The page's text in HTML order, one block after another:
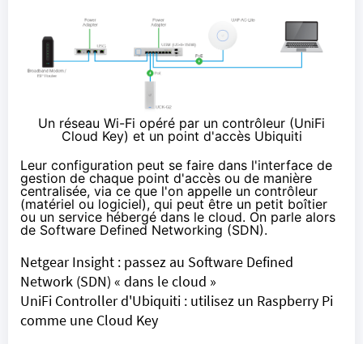
Un réseau Wi-Fi opéré par un contrôleur (UniFi
Cloud Key) et un point d'accès Ubiquiti
Leur configuration peut se faire dans l'interface de
gestion de chaque point d'accès ou de manière
centralisée, via ce que l'on appelle un contrôleur
(matériel ou logiciel), qui peut être un petit boîtier
ou un service hébergé dans le cloud. On parle alors
de Software Defined Networking (SDN).
Netgear Insight : passez au Software Defined
Network (SDN) « dans le cloud »
UniFi Controller d'Ubiquiti : utilisez un Raspberry Pi
comme une Cloud Key